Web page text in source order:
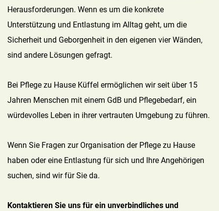
Herausforderungen. Wenn es um die konkrete
Unterstützung und Entlastung im Alltag geht, um die
Sicherheit und Geborgenheit in den eigenen vier Wänden,
sind andere Lösungen gefragt.
Bei Pflege zu Hause Küffel ermöglichen wir seit über 15
Jahren Menschen mit einem GdB und Pflegebedarf, ein
würdevolles Leben in ihrer vertrauten Umgebung zu führen.
Wenn Sie Fragen zur Organisation der Pflege zu Hause
haben oder eine Entlastung für sich und Ihre Angehörigen
suchen, sind wir für Sie da.
Kontaktieren Sie uns für ein unverbindliches und